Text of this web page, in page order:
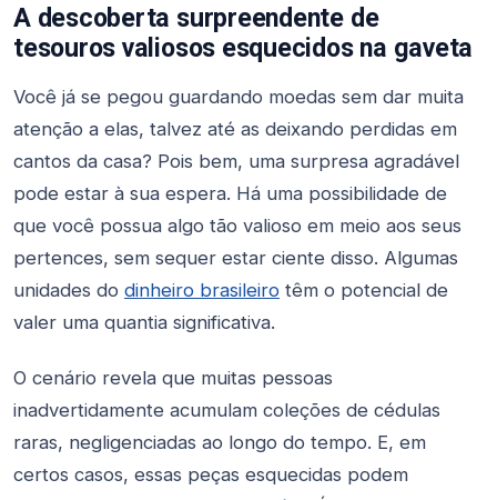
A descoberta surpreendente de
tesouros valiosos esquecidos na gaveta
Você já se pegou guardando moedas sem dar muita
atenção a elas, talvez até as deixando perdidas em
cantos da casa? Pois bem, uma surpresa agradável
pode estar à sua espera. Há uma possibilidade de
que você possua algo tão valioso em meio aos seus
pertences, sem sequer estar ciente disso. Algumas
unidades do dinheiro brasileiro têm o potencial de
valer uma quantia significativa.
O cenário revela que muitas pessoas
inadvertidamente acumulam coleções de cédulas
raras, negligenciadas ao longo do tempo. E, em
certos casos, essas peças esquecidas podem